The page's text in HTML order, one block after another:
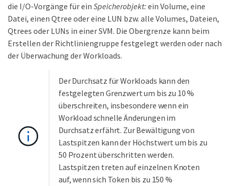
die I/O-Vorgänge für ein Speicherobjekt: ein Volume, eine
Datei, einen Qtree oder eine LUN bzw. alle Volumes, Dateien,
Qtrees oder LUNs in einer SVM. Die Obergrenze kann beim
Erstellen der Richtliniengruppe festgelegt werden oder nach
der Überwachung der Workloads.
Der Durchsatz für Workloads kann den
festgelegten Grenzwert um bis zu 10 %
überschreiten, insbesondere wenn ein
Workload schnelle Änderungen im
Durchsatz erfährt. Zur Bewältigung von
Lastspitzen kann der Höchstwert um bis zu
50 Prozent überschritten werden.
Lastspitzen treten auf einzelnen Knoten
auf, wenn sich Token bis zu 150 %